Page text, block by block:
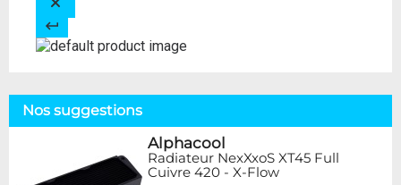
Nos suggestions
Alphacool
Radiateur NexXxoS XT45 Full
Cuivre 420 - X-Flow